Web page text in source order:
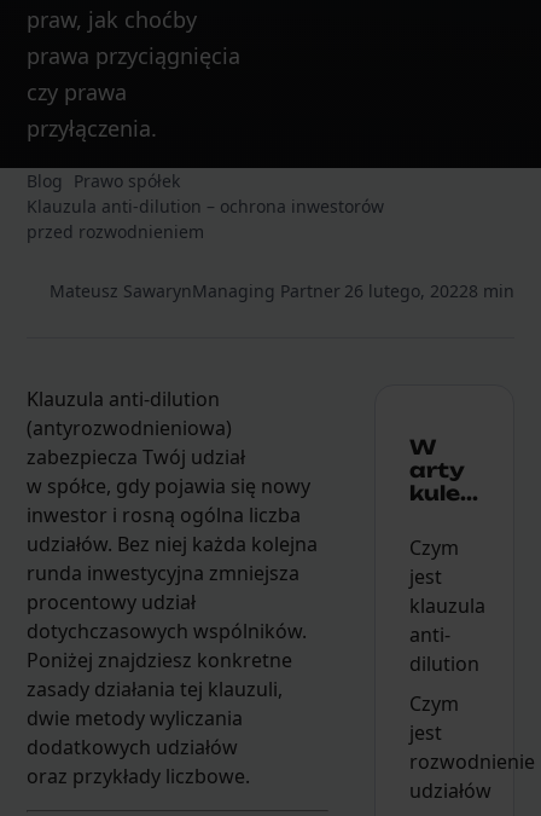
praw, jak choćby
prawa przyciągnięcia
czy prawa
przyłączenia.
Blog
Prawo spółek
Klauzula anti-dilution – ochrona inwestorów
przed rozwodnieniem
Mateusz SawarynManaging Partner 26 lutego, 20228 min
Klauzula anti-dilution
(antyrozwodnieniowa)
zabezpiecza Twój udział
w spółce, gdy pojawia się nowy
inwestor i rosną ogólna liczba
udziałów. Bez niej każda kolejna
runda inwestycyjna zmniejsza
procentowy udział
dotychczasowych wspólników.
Poniżej znajdziesz konkretne
zasady działania tej klauzuli,
dwie metody wyliczania
dodatkowych udziałów
oraz przykłady liczbowe.
W
arty
kule...
Czym
jest
klauzula
anti-
dilution
Czym
jest
rozwodnienie
udziałów